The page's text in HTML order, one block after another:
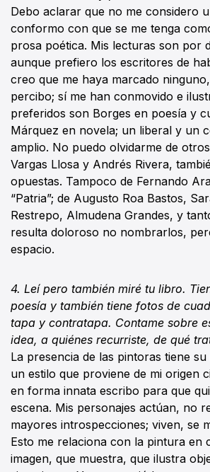
Debo aclarar que no me considero
conformo con que se me tenga
prosa poética. Mis lecturas son por
aunque prefiero los escritores de
creo que me haya marcado
percibo; sí me han conmovido e
preferidos son Borges en poesía y
Márquez en novela; un liberal y un
amplio. No puedo olvidarme de
Vargas Llosa y Andrés Rivera,
opuestas. Tampoco de Fernando
“Patria”; de Augusto Roa Bastos,
Restrepo, Almudena Grandes, y
resulta doloroso no nombrarlos,
espacio.
4. Leí pero también miré tu libro.
poesía y también tiene fotos de
tapa y contratapa. Contame sobre
idea, a quiénes recurriste, de qué
La presencia de las pintoras tiene
un estilo que proviene de mi origen
en forma innata escribo para que
escena. Mis personajes actúan, no
mayores introspecciones; viven, se
Esto me relaciona con la pintura en
imagen, que muestra, que ilustra